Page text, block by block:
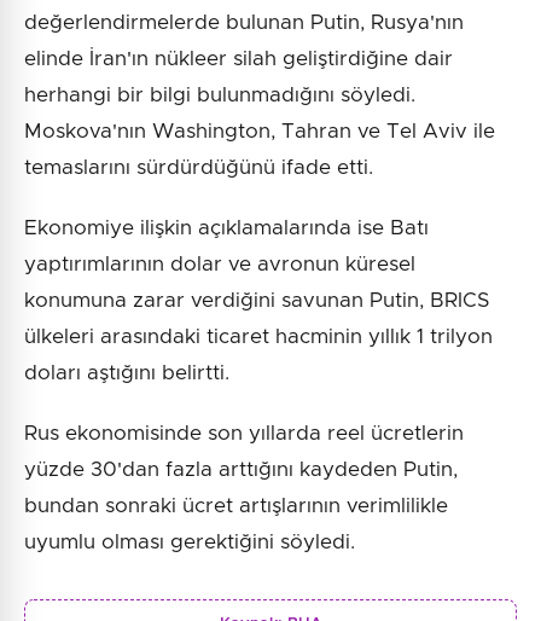
değerlendirmelerde bulunan Putin, Rusya'nın
elinde İran'ın nükleer silah geliştirdiğine dair
herhangi bir bilgi bulunmadığını söyledi.
Moskova'nın Washington, Tahran ve Tel Aviv ile
temaslarını sürdürdüğünü ifade etti.
Ekonomiye ilişkin açıklamalarında ise Batı
yaptırımlarının dolar ve avronun küresel
konumuna zarar verdiğini savunan Putin, BRICS
ülkeleri arasındaki ticaret hacminin yıllık 1 trilyon
doları aştığını belirtti.
Rus ekonomisinde son yıllarda reel ücretlerin
yüzde 30'dan fazla arttığını kaydeden Putin,
bundan sonraki ücret artışlarının verimlilikle
uyumlu olması gerektiğini söyledi.